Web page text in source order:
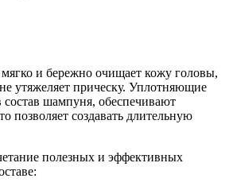
и бережно очищает кожу головы,
утяжеляет прическу. Уплотняющие
состав шампуня, обеспечивают
позволяет создавать длительную
полезных и эффективных